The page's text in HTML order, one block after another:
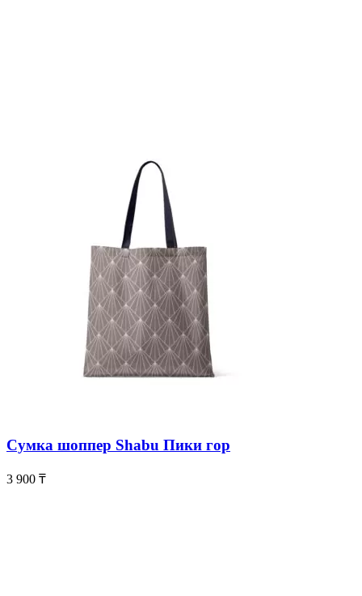
Сумка шоппер Shabu Пики гор
3 900 ₸